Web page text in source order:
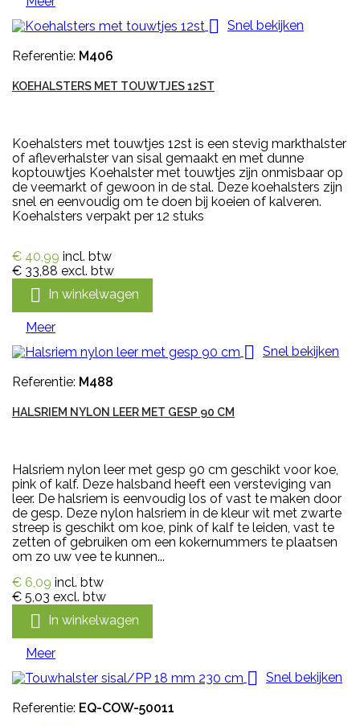
 Snel bekijken
Referentie: M406
KOEHALSTERS MET TOUWTJES 12ST
Koehalsters met touwtjes 12st is een stevig markthalster
of afleverhalster van sisal gemaakt en met dunne
koptouwtjes Koehalster met touwtjes zijn onmisbaar op
de veemarkt of gewoon in de stal. Deze koehalsters zijn
snel en eenvoudig om te doen bij koeien of kalveren.
Koehalsters verpakt per 12 stuks
€ 40,99 incl. btw
€ 33,88 excl. btw
 In winkelwagen
Meer
 Snel bekijken
Referentie: M488
HALSRIEM NYLON LEER MET GESP 90 CM
Halsriem nylon leer met gesp 90 cm geschikt voor koe,
pink of kalf. Deze halsband heeft een versteviging van
leer. De halsriem is eenvoudig los of vast te maken door
de gesp. Deze nylon halsriem in de kleur wit met zwarte
streep is geschikt om koe, pink of kalf te leiden, vast te
zetten of gebruiken om een kokernummers te plaatsen
om zo uw vee te kunnen...
€ 6,09 incl. btw
€ 5,03 excl. btw
 In winkelwagen
Meer
 Snel bekijken
Referentie: EQ-COW-50011